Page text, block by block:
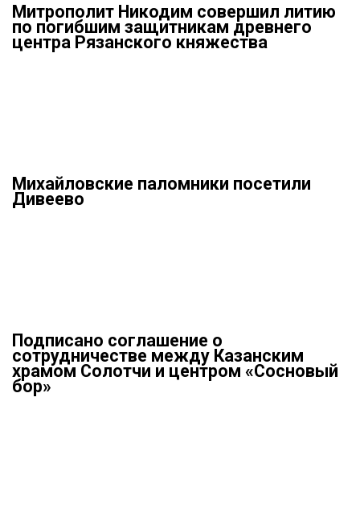
Митрополит Никодим совершил литию
по погибшим защитникам древнего
центра Рязанского княжества
Михайловские паломники посетили
Дивеево
Подписано соглашение о
сотрудничестве между Казанским
храмом Солотчи и центром «Сосновый
бор»